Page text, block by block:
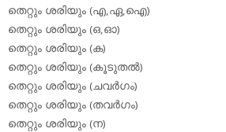
തെറ്റും ശരിയും (എ,ഏ,ഐ)
തെറ്റും ശരിയും (ഒ,ഓ)
തെറ്റും ശരിയും (ക)
തെറ്റും ശരിയും (കൂടുതല്‍)
തെറ്റും ശരിയും (ചവര്‍ഗം)
തെറ്റും ശരിയും (തവര്‍ഗം)
തെറ്റും ശരിയും (ന)